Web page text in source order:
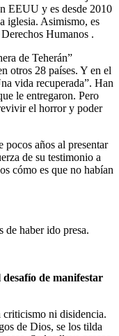
EEUU y es desde 2010
iglesia. Asimismo, es
Humanos .
de Teherán”
otros 28 países. Y en el
vida recuperada”. Han
le entregaron. Pero
el horror y poder
años al presentar
de su testimonio a
cómo es que no habían
de haber ido presa.
de manifestar
criticismo ni disidencia.
de Dios, se los tilda